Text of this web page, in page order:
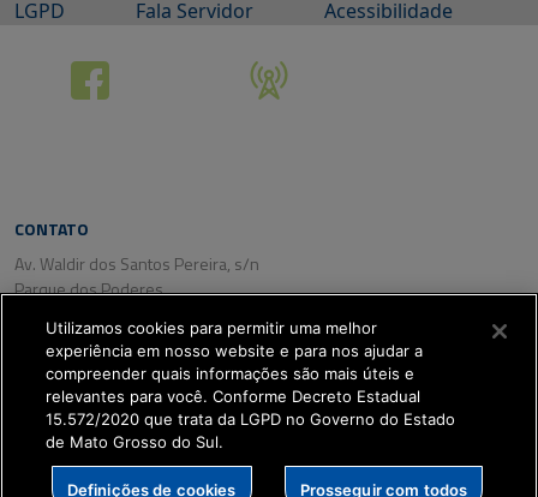
LGPD
Fala Servidor Acessibilidade
CONTATO
Av. Waldir dos Santos Pereira, s/n
Parque dos Poderes
Campo Grande/ MS
Tel. (67) 3318-2800
Fax: (67) 3318-2809
SETDIG | Secretaria-
Utilizamos cookies para permitir uma melhor
experiência em nosso website e para nos ajudar a
compreender quais informações são mais úteis e
relevantes para você. Conforme Decreto Estadual
15.572/2020 que trata da LGPD no Governo do Estado
de Mato Grosso do Sul.
Definições de cookies Prosseguir com todos